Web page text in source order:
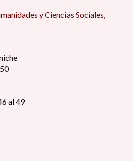
y Ciencias Sociales,
al 49